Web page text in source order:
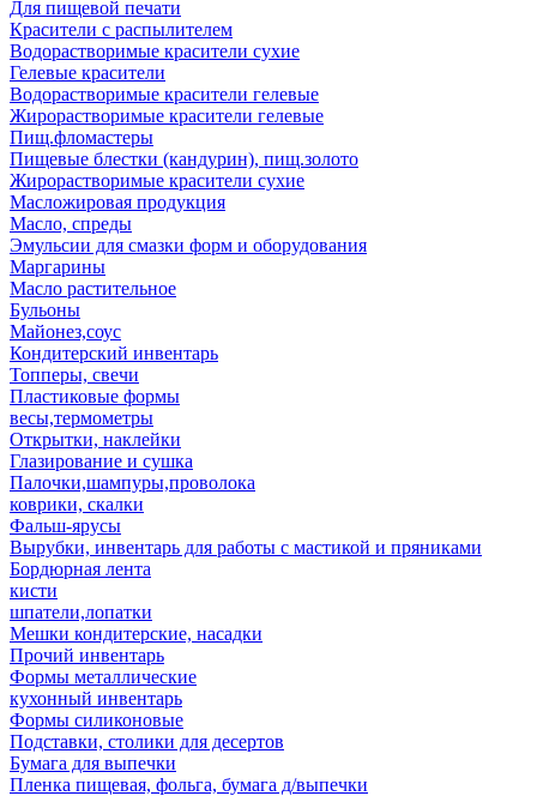
Для пищевой печати
Красители с распылителем
Водорастворимые красители сухие
Гелевые красители
Водорастворимые красители гелевые
Жирорастворимые красители гелевые
Пищ.фломастеры
Пищевые блестки (кандурин), пищ.золото
Жирорастворимые красители сухие
Масложировая продукция
Масло, спреды
Эмульсии для смазки форм и оборудования
Маргарины
Масло растительное
Бульоны
Майонез,соус
Кондитерский инвентарь
Топперы, свечи
Пластиковые формы
весы,термометры
Открытки, наклейки
Глазирование и сушка
Палочки,шампуры,проволока
коврики, скалки
Фальш-ярусы
Вырубки, инвентарь для работы с мастикой и пряниками
Бордюрная лента
кисти
шпатели,лопатки
Мешки кондитерские, насадки
Прочий инвентарь
Формы металлические
кухонный инвентарь
Формы силиконовые
Подставки, столики для десертов
Бумага для выпечки
Пленка пищевая, фольга, бумага д/выпечки